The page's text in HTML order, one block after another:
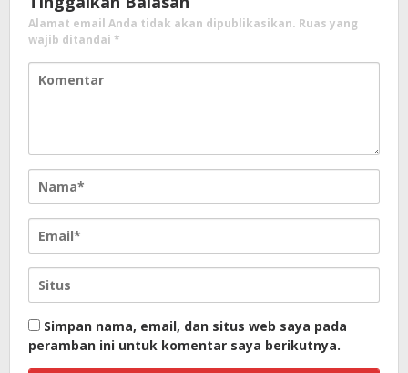
Alamat email Anda tidak akan dipublikasikan. Ruas yang
wajib ditandai *
Simpan nama, email, dan situs web saya pada
peramban ini untuk komentar saya berikutnya.